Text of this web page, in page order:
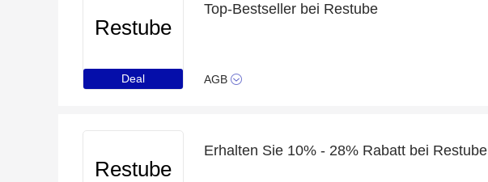
Restube
Deal
Top-Bestseller bei Restube
AGB
Restube
Erhalten Sie 10% - 28% Rabatt bei Restube